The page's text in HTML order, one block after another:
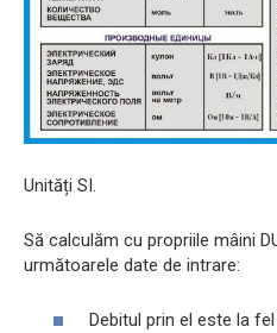
Unități SI.
Să calculăm cu propriile mâini
următoarele date de intrare:
Debitul prin el este la